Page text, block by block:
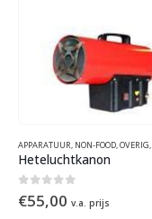
APPARATUUR, NON-FOOD,OVERIG,
Heteluchtkanon
0out of 5
€55,00 v.a. prijs